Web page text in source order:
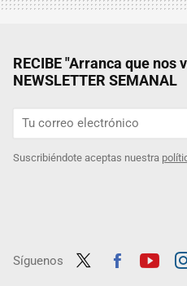
RECIBE "Arranca que nos
NEWSLETTER SEMANAL
Suscribiéndote aceptas nuestra
Síguenos